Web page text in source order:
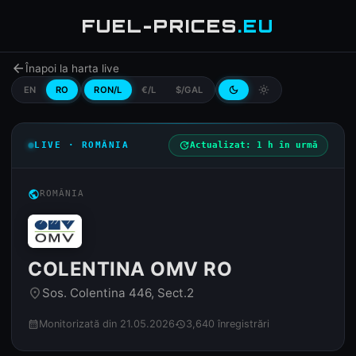
FUEL-PRICES.EU
arrow_backÎnapoi la harta live
EN RO RON/L €/L $/GAL dark_mode light_mode
LIVE · ROMÂNIA updateActualizat: 1 h în urmă
publicROMÂNIA
COLENTINA OMV RO
place Sos. Colentina 446, Sect.2
calendar_month Monitorizată din 21.05.2026history3,640 înregistrări